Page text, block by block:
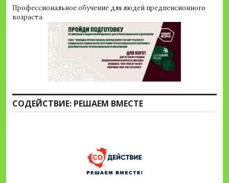
Профессиональное обучение для людей предпенсионного
возраста
СОДЕЙСТВИЕ: РЕШАЕМ ВМЕСТЕ